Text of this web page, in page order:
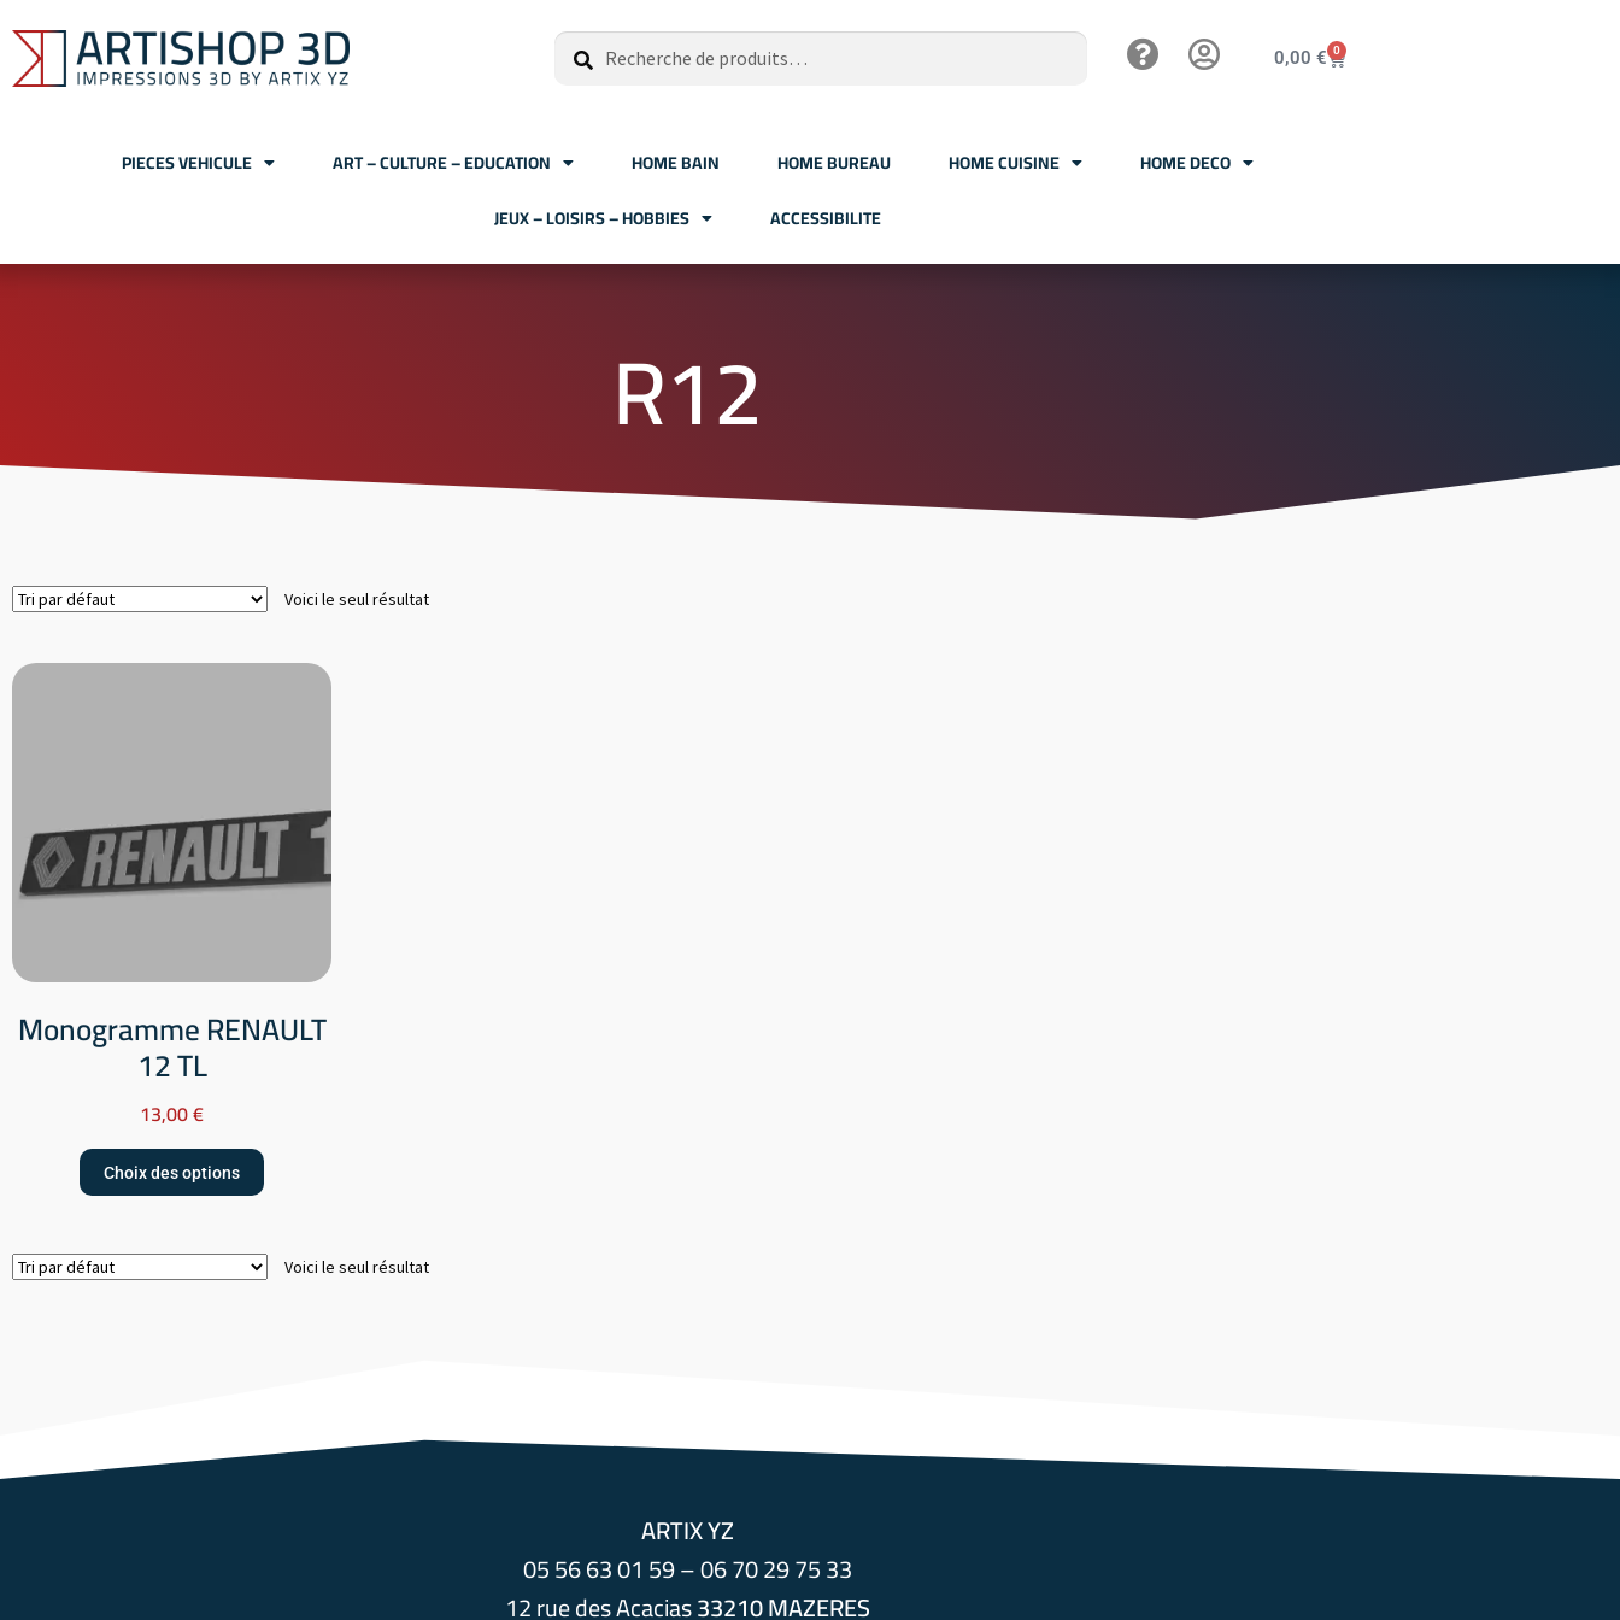
Recherche
0,00 € 0
PIECES VEHICULE ART – CULTURE – EDUCATION HOME BAIN HOME BUREAU HOME CUISINE
HOME DECO
JEUX – LOISIRS – HOBBIES
ACCESSIBILITE
R12
Voici le seul résultat
Monogramme RENAULT
12 TL
13,00€
Choix des options
Voici le seul résultat
ARTIX YZ
05 56 63 01 59 – 06 70 29 75 33
12 rue des Acacias33210 MAZERES